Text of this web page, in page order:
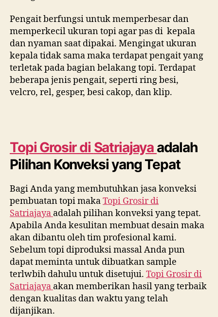
Pengait berfungsi untuk memperbesar dan
memperkecil ukuran topi agar pas di kepala
dan nyaman saat dipakai. Mengingat ukuran
kepala tidak sama maka terdapat pengait yang
terletak pada bagian belakang topi. Terdapat
beberapa jenis pengait, seperti ring besi,
velcro, rel, gesper, besi cakop, dan klip.
Topi Grosir di Satriajaya adalah
Pilihan Konveksi yang Tepat
Bagi Anda yang membutuhkan jasa konveksi
pembuatan topi makaTopi Grosir di
Satriajaya adalah pilihan konveksi yang tepat.
Apabila Anda kesulitan membuat desain maka
akan dibantu oleh tim profesional kami.
Sebelum topi diproduksi massal Anda pun
dapat meminta untuk dibuatkan sample
terlwbih dahulu untuk disetujui. Topi Grosir di
Satriajaya akan memberikan hasil yang terbaik
dengan kualitas dan waktu yang telah
dijanjikan.